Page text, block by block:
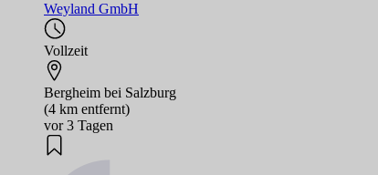
Weyland GmbH
Vollzeit
Bergheim bei Salzburg
(4 km entfernt)
vor 3 Tagen